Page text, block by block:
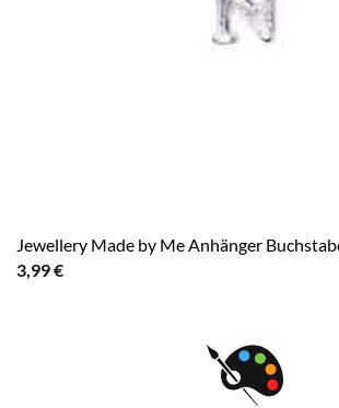
Jewellery Made by Me Anhänger
3,99€